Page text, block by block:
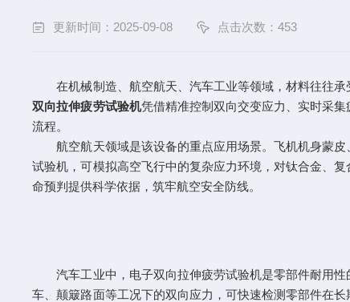
更新时间：2025-09-08 点击次数：453
在机械制造、航空航天、汽车工业等领域，材料往往承
双向拉伸疲劳试验机凭借精准控制双向交变应力、实时采
流程。​
航空航天领域是该设备的重点应用场景。飞机机身蒙皮
试验机，可模拟高空飞行中的复杂应力环境，对钛合金、
命预判提供科学依据，筑牢航空安全防线。​
汽车工业中，电子双向拉伸疲劳试验机是零部件耐用性
车、颠簸路面等工况下的双向应力，可快速检测零部件在